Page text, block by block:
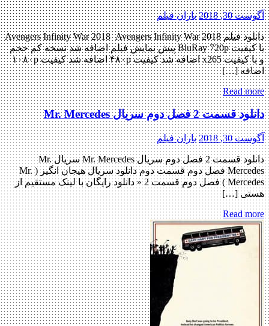
آگوست 30, 2018 باران فیلم
دانلود فیلم Avengers Infinity War 2018 Avengers Infinity War 2018
با کیفیت BluRay 720p پیش نمایش فیلم اضافه شد نسخه کم حجم
و با کیفیت x265 اضافه شد کیفیت ۴۸۰p اضافه شد کیفیت ۱۰۸۰p
اضافه […]
Read more
دانلود قسمت 2 فصل دوم سریال Mr. Mercedes
آگوست 30, 2018 باران فیلم
دانلود قسمت 2 فصل دوم سریال Mr. Mercedes سریال Mr.
Mercedes فصل دوم قسمت دوم دانلود سریال هیجان انگیز ( Mr.
Mercedes ) فصل دوم قسمت 2 « دانلود رایگان با لینک مستقیم از
هستی […]
Read more